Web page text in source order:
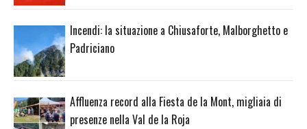
Incendi: la situazione a Chiusaforte, Malborghetto e
Padriciano
Affluenza record alla Fiesta de la Mont, migliaia di
presenze nella Val de la Roja